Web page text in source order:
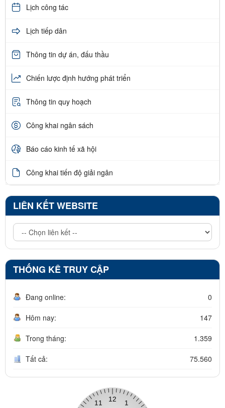
Lịch công tác
Lịch tiếp dân
Thông tin dự án, đấu thầu
Chiến lược định hướng phát triển
Thông tin quy hoạch
Công khai ngân sách
Báo cáo kinh tế xã hội
Công khai tiến độ giải ngân
LIÊN KẾT WEBSITE
THỐNG KÊ TRUY CẬP
Đang online: 0
Hôm nay: 147
Trong tháng: 1.359
Tất cả: 75.560